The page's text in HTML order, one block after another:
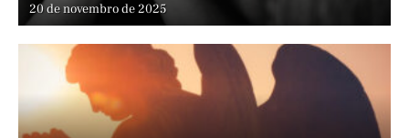
20 de novembro de 2025